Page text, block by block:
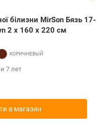
білизни MirSon Бязь 17-
2 x 160 x 220 см
7 лет
в магазин